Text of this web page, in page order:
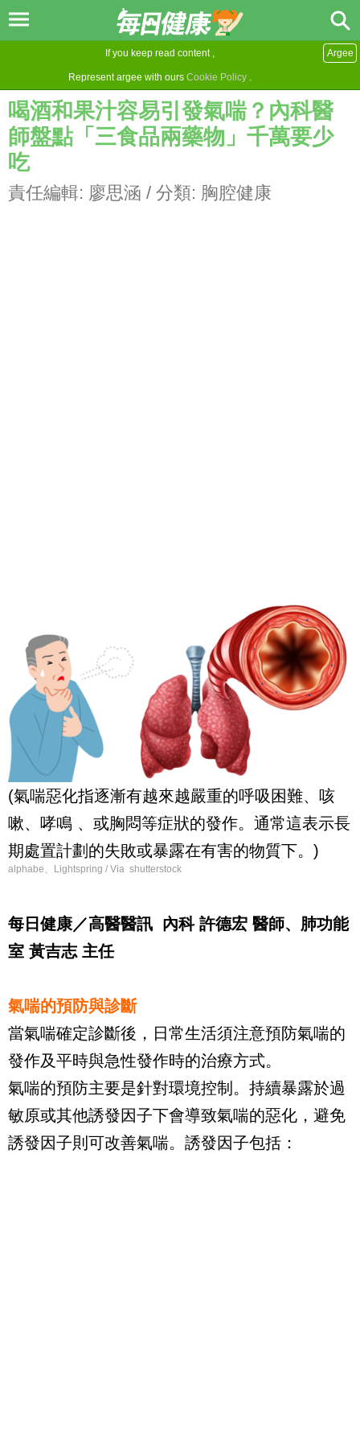
If you keep read content ,
Represent argee with ours Cookie Policy .
Argee
喝酒和果汁容易引發氣喘？內科醫
師盤點「三食品兩藥物」千萬要少
吃
責任編輯: 廖思涵 / 分類: 胸腔健康
(氣喘惡化指逐漸有越來越嚴重的呼吸困難、咳
嗽、哮鳴 、或胸悶等症狀的發作。通常這表示長
期處置計劃的失敗或暴露在有害的物質下。)
alphabe、Lightspring / Via shutterstock
每日健康／高醫醫訊 內科 許德宏 醫師、肺功能
室 黃吉志 主任
氣喘的預防與診斷
當氣喘確定診斷後，日常生活須注意預防氣喘的
發作及平時與急性發作時的治療方式。
氣喘的預防主要是針對環境控制。持續暴露於過
敏原或其他誘發因子下會導致氣喘的惡化，避免
誘發因子則可改善氣喘。誘發因子包括：